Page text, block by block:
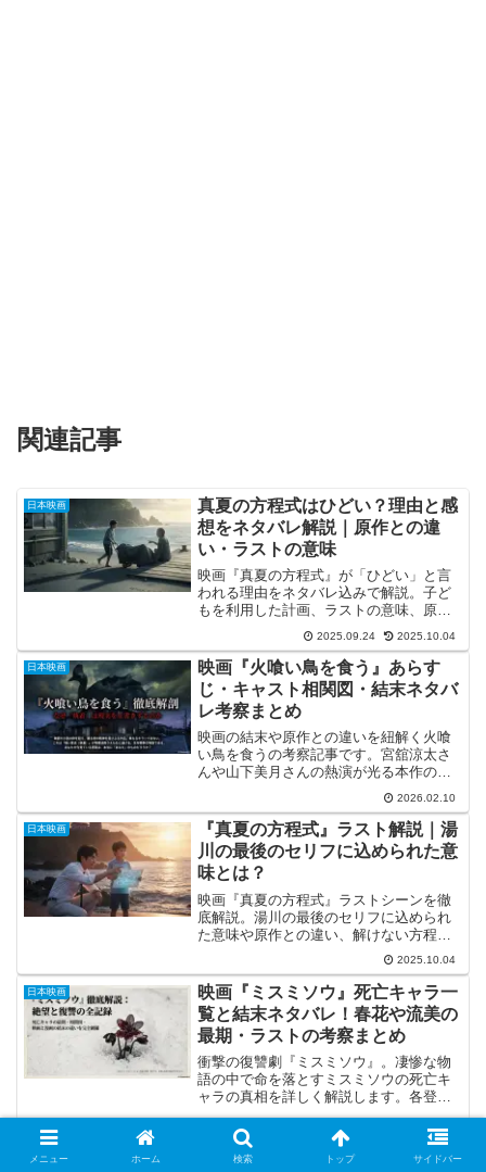
関連記事
日本映画
真夏の方程式はひどい？理由と感
想をネタバレ解説｜原作との違
い・ラストの意味
映画『真夏の方程式』が「ひどい」と言
われる理由をネタバレ込みで解説。子ど
もを利用した計画、ラストの意味、原作
との違いまで考察。2025.09.24 2025.10.04
日本映画
映画『火喰い鳥を食う』あらす
じ・キャスト相関図・結末ネタバ
レ考察まとめ
映画の結末や原作との違いを紐解く火喰
い鳥を食うの考察記事です。宮舘涼太さ
んや山下美月さんの熱演が光る本作の謎
を深掘りします。衝撃のラストが示す現
実改変の真相まで、火喰い鳥を食うの考
察を網羅しました。この記事を読めば物
語の核心にある執着の深淵が手に取るよ
うに詳しく分かります。
2026.02.10
日本映画
『真夏の方程式』ラスト解説｜湯
川の最後のセリフに込められた意
味とは？
映画『真夏の方程式』ラストシーンを徹
底解説。湯川の最後のセリフに込められ
た意味や原作との違い、解けない方程式
が示すテーマをわかりやすく紹介しま
2025.10.04
日本映画
映画『ミスミソウ』死亡キャラ一
覧と結末ネタバレ！春花や流美の
最期・ラストの考察まとめ
衝撃の復讐劇『ミスミソウ』。凄惨な物
語の中で命を落とすミスミソウの死亡キ
ャラの真相を詳しく解説します。各登場
人物の最期や殺害方法、漫画と映画の結
末の違いを一覧でまとめました。ミスミ
ソウの死亡キャラについて、物語に隠さ
れた伏線や結末の意味を深く考察した必
日本映画
映画『ミスミソウ』トラウマ級の
メニュー ホーム 検索 トップ サイドバー